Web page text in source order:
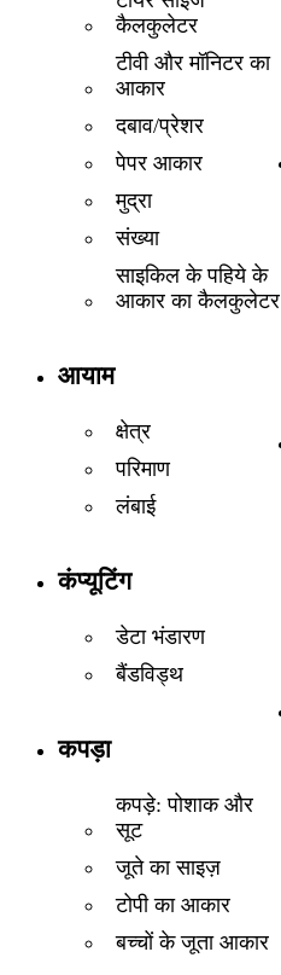
कैलकुलेटर
टीवी और मॉनिटर का
आकार
दबाव/प्रेशर
पेपर आकार
मुद्रा
संख्या
साइकिल के पहिये के
आकार का कैलकुलेटर
आयाम
क्षेत्र
परिमाण
लंबाई
कंप्यूटिंग
डेटा भंडारण
बैंडविड्थ
कपड़ा
कपड़े: पोशाक और
सूट
जूते का साइज़
टोपी का आकार
बच्चों के जूता आकार